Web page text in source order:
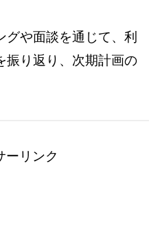
グや面談を通じて、利
振り返り、次期計画の
ーリンク